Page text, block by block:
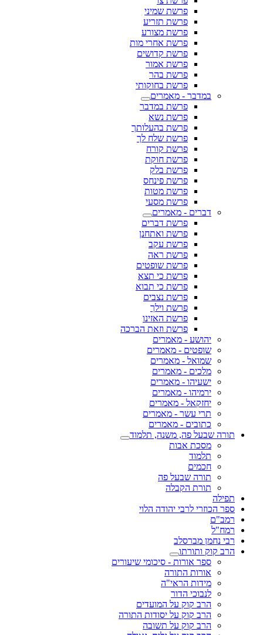
פרשת שמיני
פרשת תזריע
פרשת מצורע
פרשת אחרי מות
פרשת קדושים
פרשת אמור
פרשת בהר
פרשת בחוקותי
במדבר - מאמרים
פרשת במדבר
פרשת נשא
פרשת בהעלותך
פרשת שלח לך
פרשת קורח
פרשת חוקת
פרשת בלק
פרשת פינחס
פרשת מטות
פרשת מסעי
דברים - מאמרים
פרשת דברים
פרשת ואתחנן
פרשת עקב
פרשת ראה
פרשת שופטים
פרשת כי תצא
פרשת כי תבוא
פרשת נצבים
פרשת וילך
פרשת האזינו
פרשת וזאת הברכה
יהושע - מאמרים
שופטים - מאמרים
שמואל - מאמרים
מלכים - מאמרים
ישעיהו - מאמרים
ירמיהו - מאמרים
יחזקאל - מאמרים
תרי עשר - מאמרים
כתובים - מאמרים
תורה שבעל פה, משנה, תלמוד
מסכת אבות
תלמוד
חכמים
תורה שבעל פה
תורת הקבלה
תפילה
ספר הכוזרי לרבי יהודה הלוי
רמב"ם
רמח"ל
רבי נחמן מברסלב
הרב קוק ותורתו
ספר אורות - סיכומי שיעורים
אורות התורה
מידות הראי"ה
לנבוכי הדור
הרב קוק על המועדים
הרב קוק על יסודות התורה
הרב קוק על תשובה